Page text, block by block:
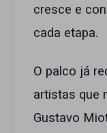
cresce e
cada etapa.
O palco já
artistas que
Gustavo